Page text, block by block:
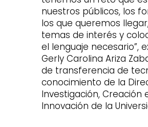
nuestros públicos, los
los que queremos
temas de interés y
el lenguaje necesario”,
Gerly Carolina Ariza
de transferencia de
conocimiento de la
Investigación, Creación
Innovación de la